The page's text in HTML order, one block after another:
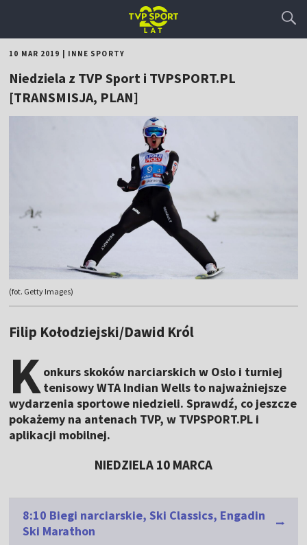
10 MAR 2019 INNE SPORTY
Niedziela z TVP Sport i TVPSPORT.PL
[TRANSMISJA, PLAN]
(fot. Getty Images)
Filip Kołodziejski/Dawid Król
Konkurs skoków narciarskich w Oslo i turniej
tenisowy WTA Indian Wells to najważniejsze
wydarzenia sportowe niedzieli. Sprawdź, co jeszcze
pokażemy na antenach TVP, w TVPSPORT.PL i
aplikacji mobilnej.
NIEDZIELA 10 MARCA
8:10 Biegi narciarskie, Ski Classics, Engadin
Ski Marathon